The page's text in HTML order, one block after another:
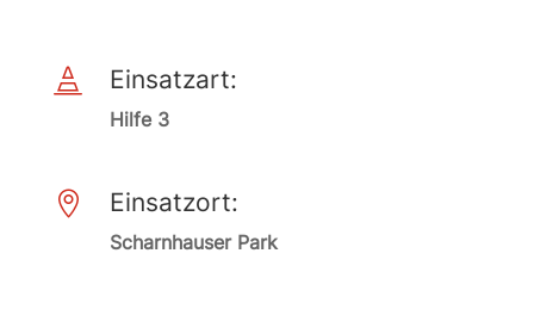
 Einsatzart:
Hilfe 3
 Einsatzort:
Scharnhauser Park